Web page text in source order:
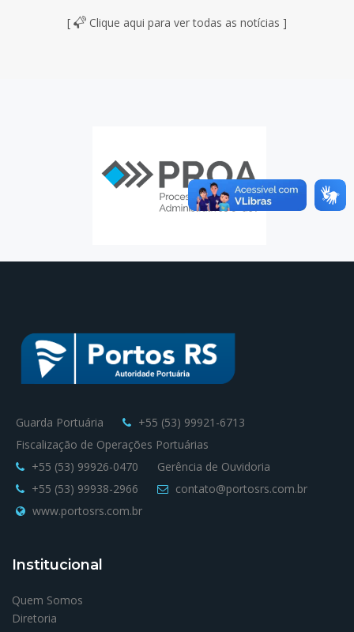
[ Clique aqui para ver todas as notícias ]
Guarda Portuária
+55 (53) 99921-6713
Fiscalização de Operações Portuárias
+55 (53) 99926-0470
Gerência de Ouvidoria
+55 (53) 99938-2966
contato@portosrs.com.br
www.portosrs.com.br
Institucional
Quem Somos
Diretoria